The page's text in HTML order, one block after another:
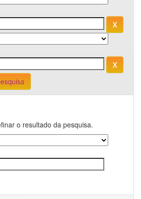
o resultado da pesquisa.